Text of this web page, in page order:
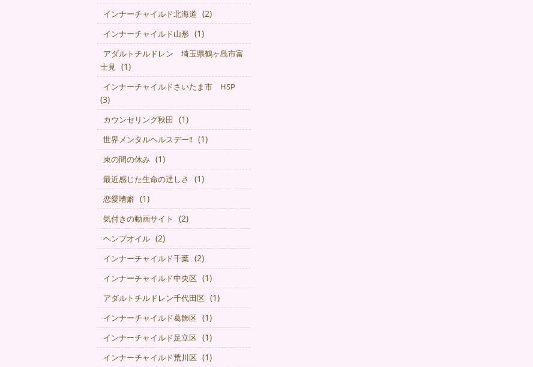
インナーチャイルド北海道 (2)
インナーチャイルド山形 (1)
アダルトチルドレン 埼玉県鶴ヶ島市富
士見 (1)
インナーチャイルドさいたま市 HSP
(3)
カウンセリング秋田 (1)
世界メンタルヘルスデー‼️ (1)
束の間の休み (1)
最近感じた生命の逞しさ (1)
恋愛嗜癖 (1)
気付きの動画サイト (2)
ヘンプオイル (2)
インナーチャイルド千葉 (2)
インナーチャイルド中央区 (1)
アダルトチルドレン千代田区 (1)
インナーチャイルド葛飾区 (1)
インナーチャイルド足立区 (1)
インナーチャイルド荒川区 (1)